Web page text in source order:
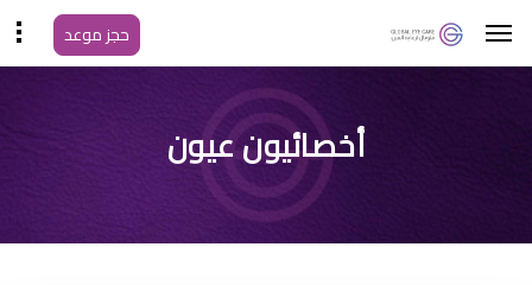
حجز موعد
قطرة هاى فريش سعر
أخصائيون عيون